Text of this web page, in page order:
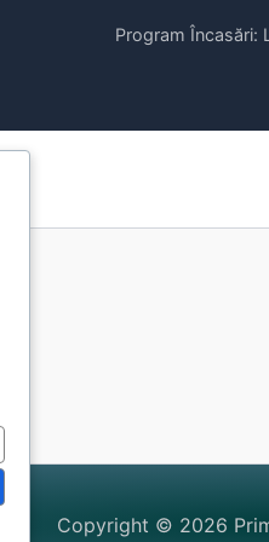
Program Încasări:
Copyright © 2026